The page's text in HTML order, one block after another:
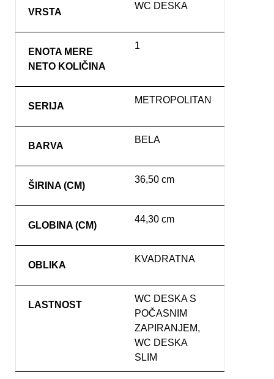
VRSTA
WC DESKA
ENOTA MERE
NETO KOLIČINA
1
SERIJA
METROPOLITAN
BARVA
BELA
ŠIRINA (CM)
36,50 cm
GLOBINA (CM)
44,30 cm
OBLIKA
KVADRATNA
LASTNOST
WC DESKA S
POČASNIM
ZAPIRANJEM,
WC DESKA
SLIM